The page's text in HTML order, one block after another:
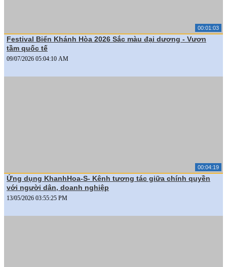
00:01:03
Festival Biển Khánh Hòa 2026 Sắc màu đại dương - Vươn
tầm quốc tế
09/07/2026 05:04:10 AM
00:04:19
Ứng dụng KhanhHoa-S- Kênh tương tác giữa chính quyền
với người dân, doanh nghiệp
13/05/2026 03:55:25 PM